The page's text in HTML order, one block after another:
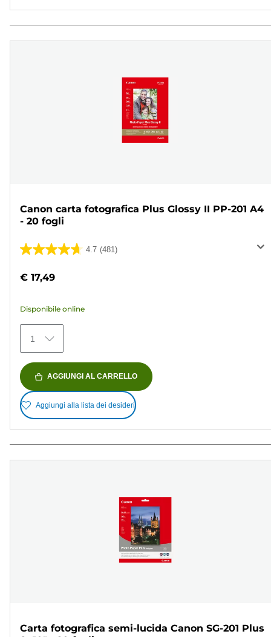
Canon carta fotografica Plus Glossy II PP-201 A4
- 20 fogli
4.7 (481)
4.7
5
481
recensioni
€ 17,49
Disponibile online
1
AGGIUNGI AL CARRELLO
Aggiungi alla lista dei desideri
Carta fotografica semi-lucida Canon SG-201 Plus